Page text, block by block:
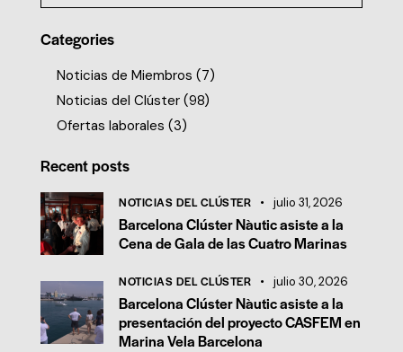
Categories
Noticias de Miembros (7)
Noticias del Clúster (98)
Ofertas laborales (3)
Recent posts
NOTICIAS DEL CLÚSTER julio 31, 2026
Barcelona Clúster Nàutic asiste a la
Cena de Gala de las Cuatro Marinas
NOTICIAS DEL CLÚSTER julio 30, 2026
Barcelona Clúster Nàutic asiste a la
presentación del proyecto CASFEM en
Marina Vela Barcelona